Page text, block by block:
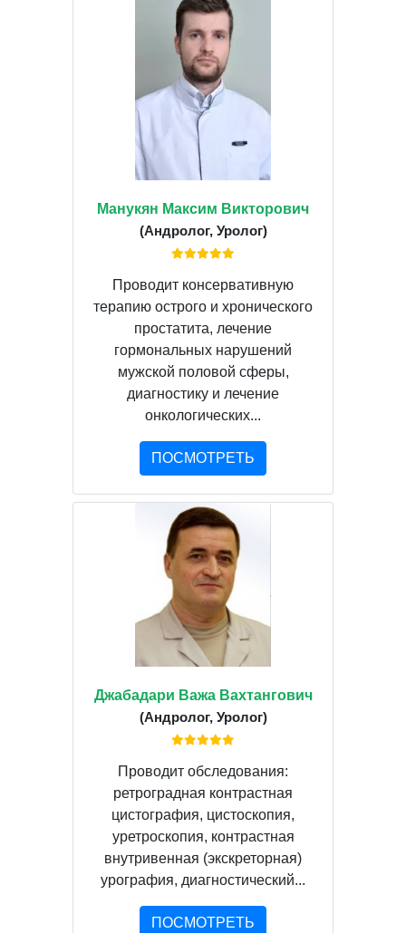
Манукян Максим Викторович
(Андролог, Уролог)
Проводит консервативную
терапию острого и хронического
простатита, лечение
гормональных нарушений
мужской половой сферы,
диагностику и лечение
онкологических...
ПОСМОТРЕТЬ
Джабадари Важа Вахтангович
(Андролог, Уролог)
Проводит обследования:
ретроградная контрастная
цистография, цистоскопия,
уретроскопия, контрастная
внутривенная (экскреторная)
урография, диагностический...
ПОСМОТРЕТЬ